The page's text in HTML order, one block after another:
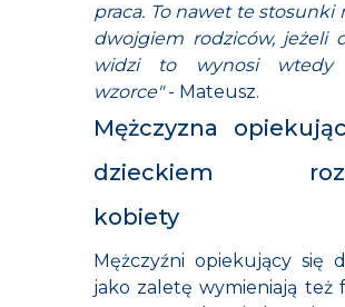
praca. To nawet te stosunki
dwojgiem rodziców, jeżeli
widzi to wynosi wtedy
wzorce"- Mateusz.
Mężczyzna
dzieckiem
kobiety
Mężczyźni opiekujący się
jako zaletę wymieniają też